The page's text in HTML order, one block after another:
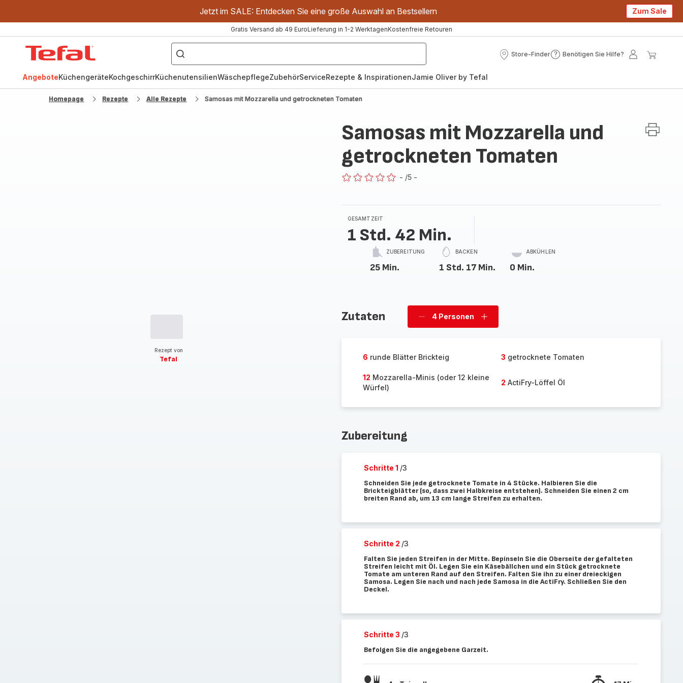
Jetzt im SALE: Entdecken Sie eine große Auswahl an Bestsellern Zum Sale
Gratis Versand ab 49 EuroLieferung in 1-2 WerktagenKostenfreie Retouren
["OptiGrill","Easy
Fry","Pfanne"]
Store-Finder
Store-
Benötigen Sie Hilfe?
Benötigen
Mein
AngeboteKüchengeräteKochgeschirrKüchenutensilienWäschepflegeZubehörServiceRezepte & InspirationenJamie Oliver by Tefal
Homepage Rezepte Alle Rezepte Samosas mit Mozzarella und getrockneten Tomaten
Rezept von
Tefal
Samosas mit Mozzarella und
getrockneten Tomaten
- /5 -
GESAMTZEIT
1 Std. 42 Min.
ZUBEREITUNG
25 Min.
BACKEN
1 Std. 17 Min.
ABKÜHLEN
0 Min.
Zutaten
Personen
4 Personen
Personen
6 runde Blätter Brickteig 3 getrocknete Tomaten
12 Mozzarella-Minis (oder 12 kleine
Würfel)
2 ActiFry-Löffel Öl
Zubereitung
Schritte 1 /3
Schneiden Sie jede getrocknete Tomate in 4 Stücke. Halbieren Sie die
Brickteigblätter (so, dass zwei Halbkreise entstehen). Schneiden Sie einen 2 cm
breiten Rand ab, um 13 cm lange Streifen zu erhalten.
Schritte 2 /3
Falten Sie jeden Streifen in der Mitte. Bepinseln Sie die Oberseite der gefalteten
Streifen leicht mit Öl. Legen Sie ein Käsebällchen und ein Stück getrocknete
Tomate am unteren Rand auf den Streifen. Falten Sie ihn zu einer dreieckigen
Samosa. Legen Sie nach und nach jede Samosa in die ActiFry. Schließen Sie den
Deckel.
Schritte 3 /3
Befolgen Sie die angegebene Garzeit.